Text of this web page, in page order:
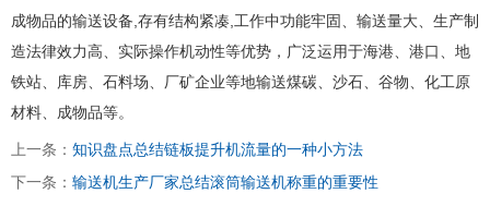
成物品的输送设备,存有结构紧凑,工作中功能牢固、输送量大、生产制
造法律效力高、实际操作机动性等优势，广泛运用于海港、港口、地
铁站、库房、石料场、厂矿企业等地输送煤碳、沙石、谷物、化工原
材料、成物品等。
上一条： 知识盘点总结链板提升机流量的一种小方法
下一条： 输送机生产厂家总结滚筒输送机称重的重要性